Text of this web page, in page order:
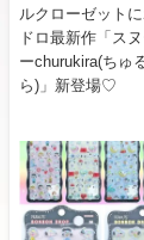
ルクローゼット
ドロ最新作「ス
ーchurukira(ちゅ
ら)」新登場♡